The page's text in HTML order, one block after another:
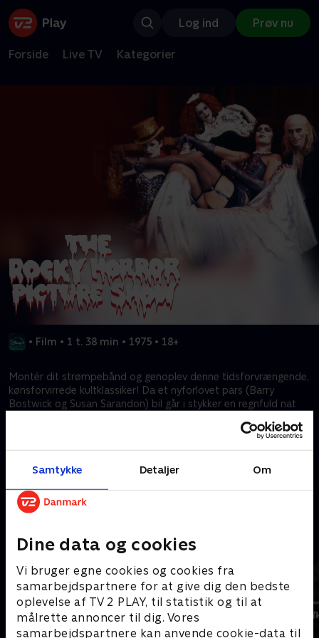
Samtykke Detaljer Om
Dine data og cookies
Vi bruger egne cookies og cookies fra
samarbejdspartnere for at give dig den bedste
oplevelse af TV 2 PLAY, til statistik og til at
målrette annoncer til dig. Vores
samarbejdspartnere kan anvende cookie-data til
Log ind Prøv nu
Forside Live TV Kategorier
• Film • 1 t. 38 min • 1975 • 18+
Montér dit strømpebånd og genoplev denne tidsforvrængende,
kønsforvirrede kultklassiker! Da et nyforlovet pars (Barry
Bostwick og Susan Sarandon) bil går i stykker en regnfuld nat
(Tim Curry). Der oplever de deres livs eventyr, som vil trække dig
Kræver tilkøb
Mere indhold fra Disney+